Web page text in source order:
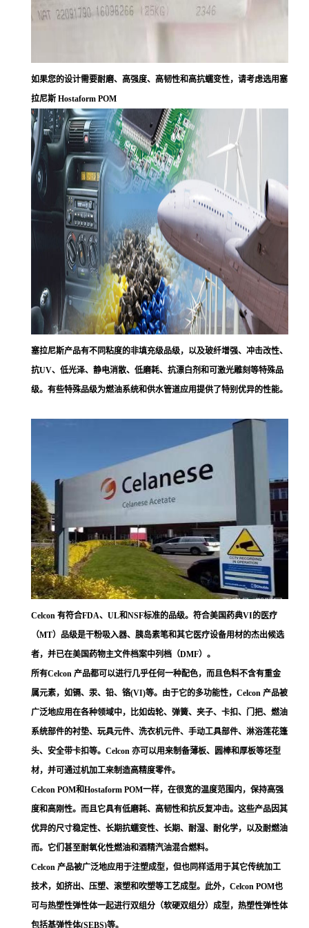
如果您的设计需要耐磨、高强度、高韧性和高抗蠕变性，请考虑选用塞
拉尼斯 Hostaform POM
塞拉尼斯产品有不同粘度的非填充级品级，以及玻纤增强、冲击改性、
抗UV、低光泽、静电消散、低磨耗、抗漂白剂和可激光雕刻等特殊品
级。有些特殊品级为燃油系统和供水管道应用提供了特别优异的性能。
Celcon 有符合FDA、UL和NSF标准的品级。符合美国药典VI的医疗
（MT）品级是干粉吸入器、胰岛素笔和其它医疗设备用材的杰出候选
者，并已在美国药物主文件档案中列档（DMF）。
所有Celcon 产品都可以进行几乎任何一种配色，而且色料不含有重金
属元素，如镉、汞、铅、铬(VI)等。由于它的多功能性，Celcon 产品被
广泛地应用在各种领域中，比如齿轮、弹簧、夹子、卡扣、门把、燃油
系统部件的衬垫、玩具元件、洗衣机元件、手动工具部件、淋浴莲花篷
头、安全带卡扣等。Celcon 亦可以用来制备薄板、圆棒和厚板等坯型
材，并可通过机加工来制造高精度零件。
Celcon POM和Hostaform POM一样，在很宽的温度范围内，保持高强
度和高刚性。而且它具有低磨耗、高韧性和抗反复冲击。这些产品因其
优异的尺寸稳定性、长期抗蠕变性、长期、耐湿、耐化学，以及耐燃油
而。它们甚至耐氧化性燃油和酒精汽油混合燃料。
Celcon 产品被广泛地应用于注塑成型，但也同样适用于其它传统加工
技术，如挤出、压塑、滚塑和吹塑等工艺成型。此外，Celcon POM也
可与热塑性弹性体一起进行双组分（软硬双组分）成型，热塑性弹性体
包括基弹性体(SEBS)等。